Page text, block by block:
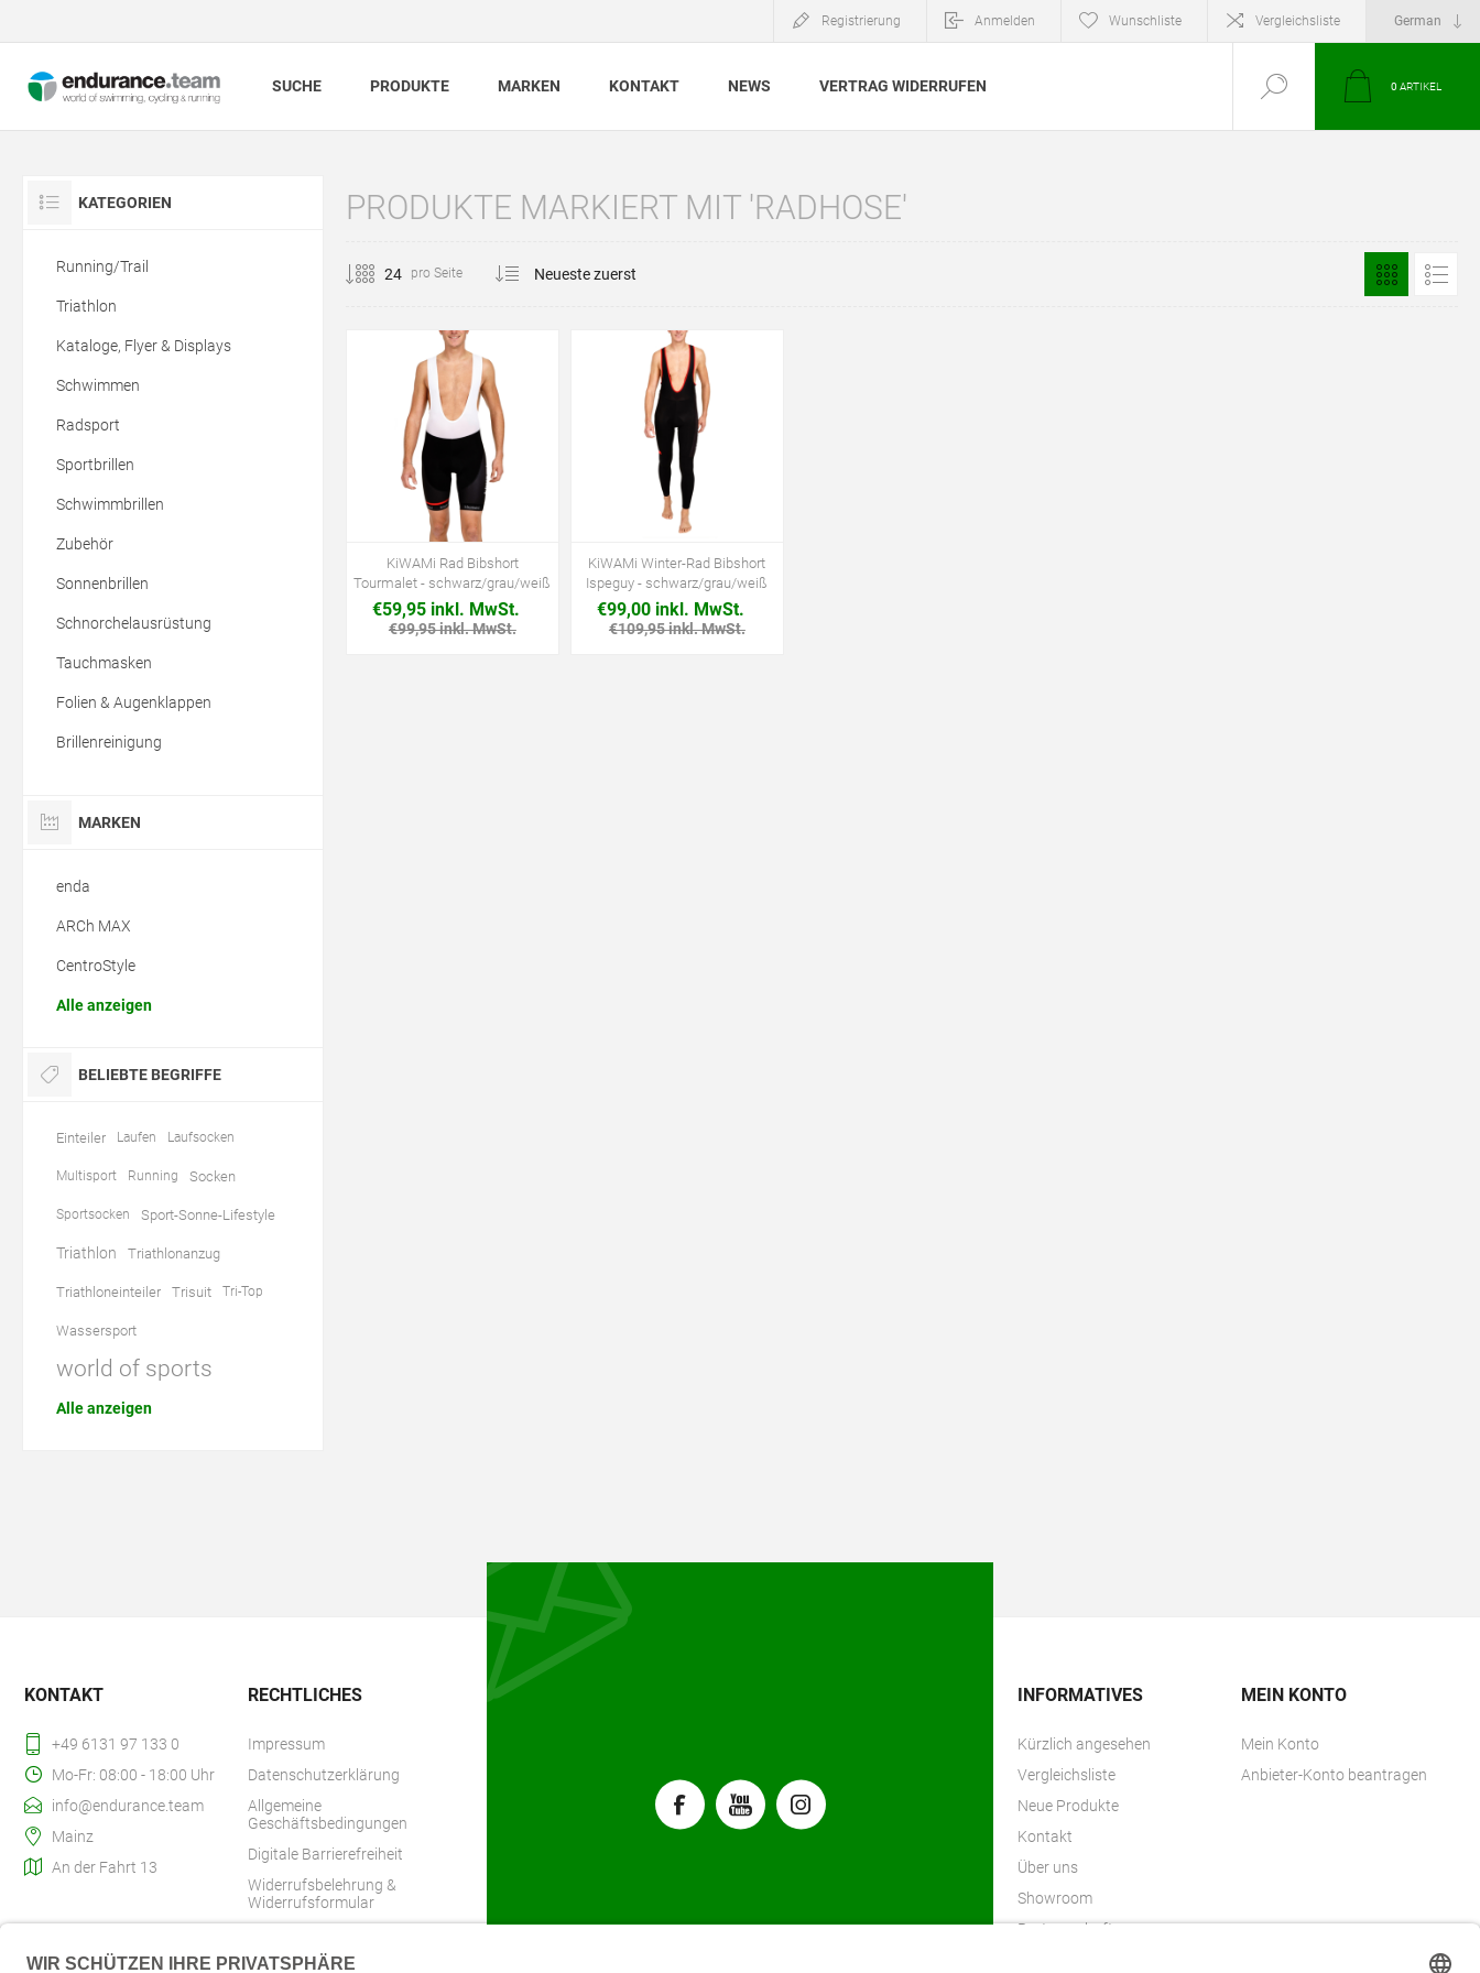
Registrierung Anmelden Wunschliste Vergleichsliste
SUCHE PRODUKTE MARKEN KONTAKT NEWS VERTRAG WIDERRUFEN 0 ARTIKEL
PRODUKTE MARKIERT MIT 'RADHOSE'
pro Seite
KiWAMi Rad Bibshort
Tourmalet - schwarz/grau/weiß
€59,95 inkl. MwSt.
€99,95 inkl. MwSt.
KiWAMi Winter-Rad Bibshort
Ispeguy - schwarz/grau/weiß
€99,00 inkl. MwSt.
€109,95 inkl. MwSt.
KATEGORIEN
Running/Trail
Triathlon
Kataloge, Flyer & Displays
Schwimmen
Radsport
Sportbrillen
Schwimmbrillen
Zubehör
Sonnenbrillen
Schnorchelausrüstung
Tauchmasken
Folien & Augenklappen
Brillenreinigung
MARKEN
enda
ARCh MAX
CentroStyle
Alle anzeigen
BELIEBTE BEGRIFFE
Einteiler Laufen Laufsocken
Multisport Running Socken
Sportsocken Sport-Sonne-Lifestyle
Triathlon Triathlonanzug
Triathloneinteiler Trisuit Tri-Top
Wassersport
world of sports
Alle anzeigen
KONTAKT
+49 6131 97 133 0
Mo-Fr: 08:00 - 18:00 Uhr
info@endurance.team
Mainz
An der Fahrt 13
RECHTLICHES
Impressum
Datenschutzerklärung
Allgemeine
Geschäftsbedingungen
Digitale Barrierefreiheit
Widerrufsbelehrung &
Widerrufsformular
INFORMATIVES
Kürzlich angesehen
Vergleichsliste
Neue Produkte
Kontakt
Über uns
Showroom
Partnerschaften
MEIN KONTO
Mein Konto
Anbieter-Konto beantragen